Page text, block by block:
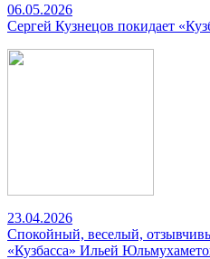
06.05.2026
Сергей Кузнецов покидает
23.04.2026
Спокойный, веселый,
«Кузбасса» Ильей